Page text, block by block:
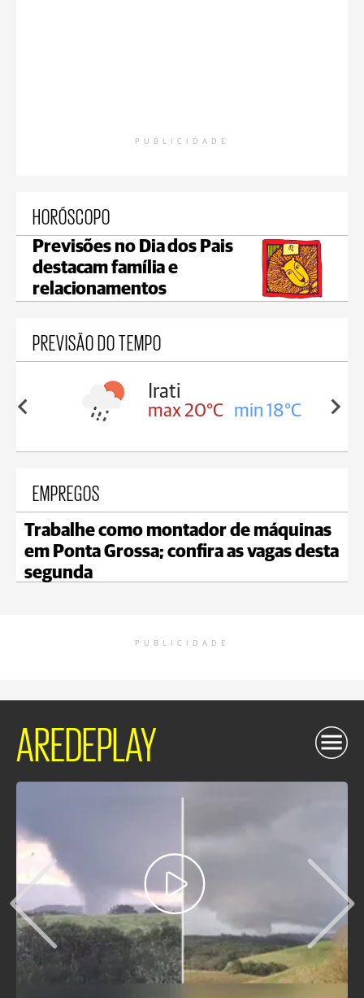
PUBLICIDADE
HORÓSCOPO
Previsões no Dia dos Pais
destacam família e
relacionamentos
PREVISÃO DO TEMPO
18°C
Ipiranga
max 15°C min 15°C
EMPREGOS
Trabalhe como montador de máquinas
em Ponta Grossa; confira as vagas desta
segunda
PUBLICIDADE
AREDEPLAY